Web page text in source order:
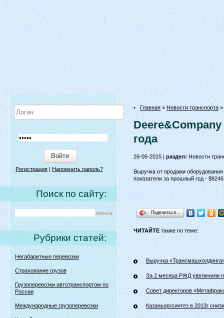
Войти
Регистрация|Напомнить пароль?
Поиск по сайту:
Рубрики статей:
Негабаритные перевозки
Страхование грузов
Грузоперевозки автотранспортом по
России
Международные грузоперевозки
•Главная»Новости транспорта»
года
26-05-2015 |раздел:Новости
Выручка от продажи
показатели за прошлый год -
Поделиться…
ЧИТАЙТЕтакже по теме:
Выручка
За 2 месяца РЖД увеличили
Совет директоров
Казаньоргсинтез в 2013г